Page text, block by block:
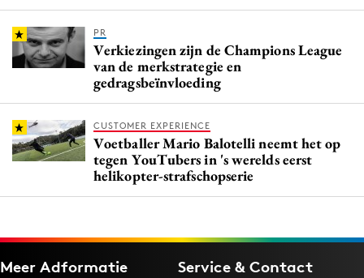
PR
Verkiezingen zijn de Champions League
van de merkstrategie en
gedragsbeïnvloeding
CUSTOMER EXPERIENCE
Voetballer Mario Balotelli neemt het op
tegen YouTubers in 's werelds eerst
helikopter-strafschopserie
Meer Adformatie Service & Contact